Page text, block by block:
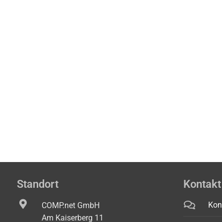
Standort
COMP.net GmbH
Am Kaiserberg 11
Kontakt